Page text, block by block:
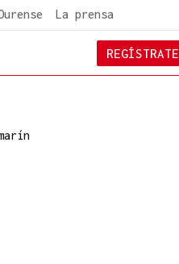
La prensa
REGÍSTRATE